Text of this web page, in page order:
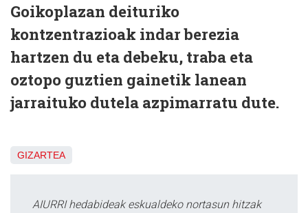
Goikoplazan deituriko
kontzentrazioak indar berezia
hartzen du eta debeku, traba eta
oztopo guztien gainetik lanean
jarraituko dutela azpimarratu dute.
GIZARTEA
AIURRI hedabideak eskualdeko nortasun hitzak